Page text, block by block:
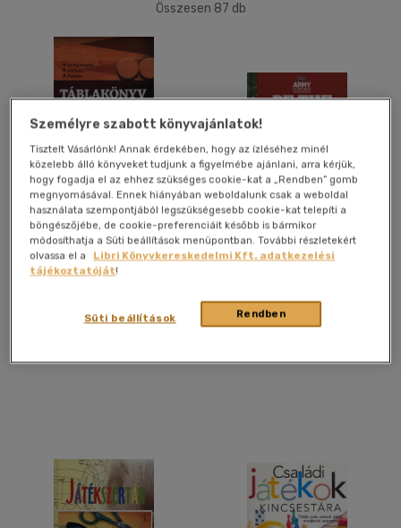
6 -10 év(1)
14 - 18 év(1)
mind(9)
Gyermek és ifjúsági(5)
Felnőtt(68)
Nyelv szerint
Magyar(65)
Német (15)
Vélemény szerint
Alkalmaz
Összesen 87 db
Táblakönyv
Polyánszky-Tamási Zoltán
Könyv
Utolsó ismert ár:
Be the Best
Utolsó ismert ár:
Személyre szabott könyvajánlatok!
Tisztelt Vásárlónk! Annak érdekében, hogy az ízléséhez minél
közelebb álló könyveket tudjunk a figyelmébe ajánlani, arra kérjük,
hogy fogadja el az ehhez szükséges cookie-kat a „Rendben” gomb
megnyomásával. Ennek hiányában weboldalunk csak a weboldal
használata szempontjából legszükségesebb cookie-kat telepíti a
böngészőjébe, de cookie-preferenciáit később is bármikor
módosíthatja a Süti beállítások menüpontban. További részletekért
olvassa el a
Libri Könyvkereskedelmi Kft. adatkezelési
tájékoztatóját!
Rendben
Süti beállítások